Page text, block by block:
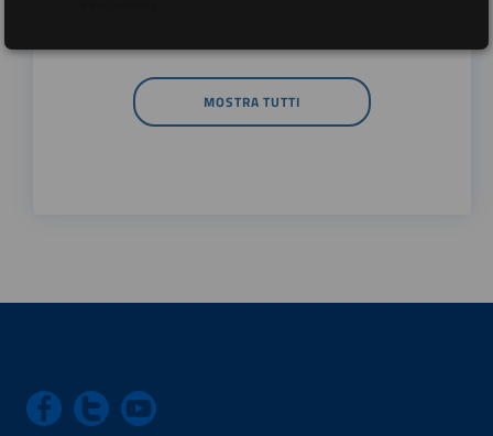
MOSTRA TUTTI